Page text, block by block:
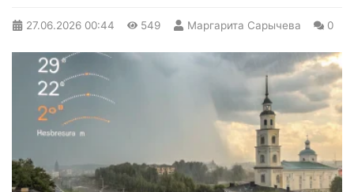
27.06.2026 00:44 549 Маргарита Сарычева 0